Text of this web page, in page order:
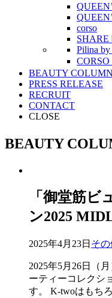
corso
SHARE
Pilina
BEAUTY COLUMN
PRESS RELEASE
RECRUIT
CONTACT
CLOSE
BEAUTY
「御堂筋ビ
ン2025
2025年4月23日 そ
2025年5月26日（
ーティーコレクシ
す。 K-twoはもち